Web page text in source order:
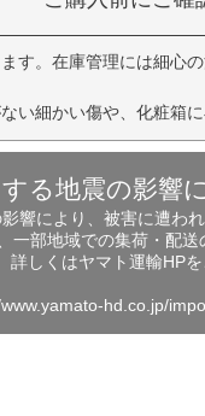
す。在庫管理には細心
い細かい傷や、化粧箱
る地震の影響
響により、被害に遭わ
一部地域での集荷・配送
詳しくはヤマト運輸HPを
hd.co.jp/